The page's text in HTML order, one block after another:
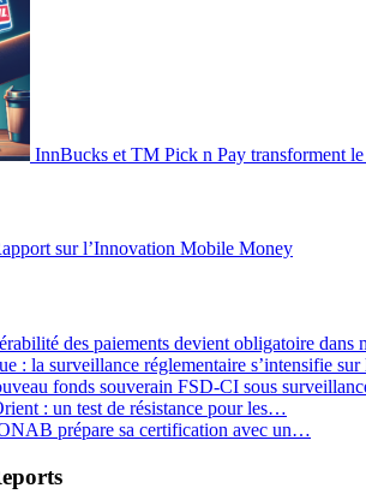
InnBucks et TM Pick n Pay transforment
sur l’Innovation Mobile Money
des paiements devient obligatoire dans
: la surveillance réglementaire s’intensifie
fonds souverain FSD-CI sous
: un test de résistance pour les…
prépare sa certification avec un…